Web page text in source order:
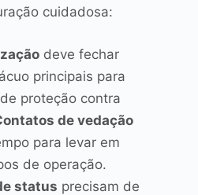
cuidadosa:
deve fechar
principais para
proteção contra
de vedação
para levar em
de operação.
status precisam de